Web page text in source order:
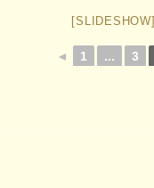
[SLIDESHOW]
◄ 1 ... 3